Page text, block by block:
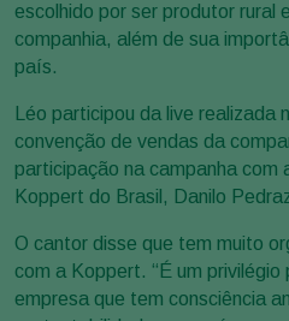
escolhido por ser produtor rural
companhia, além de sua
país.
Léo participou da live
convenção de vendas da
participação na campanha com
Koppert do Brasil, Danilo
O cantor disse que tem muito
com a Koppert. “É um privilégio
empresa que tem consciência